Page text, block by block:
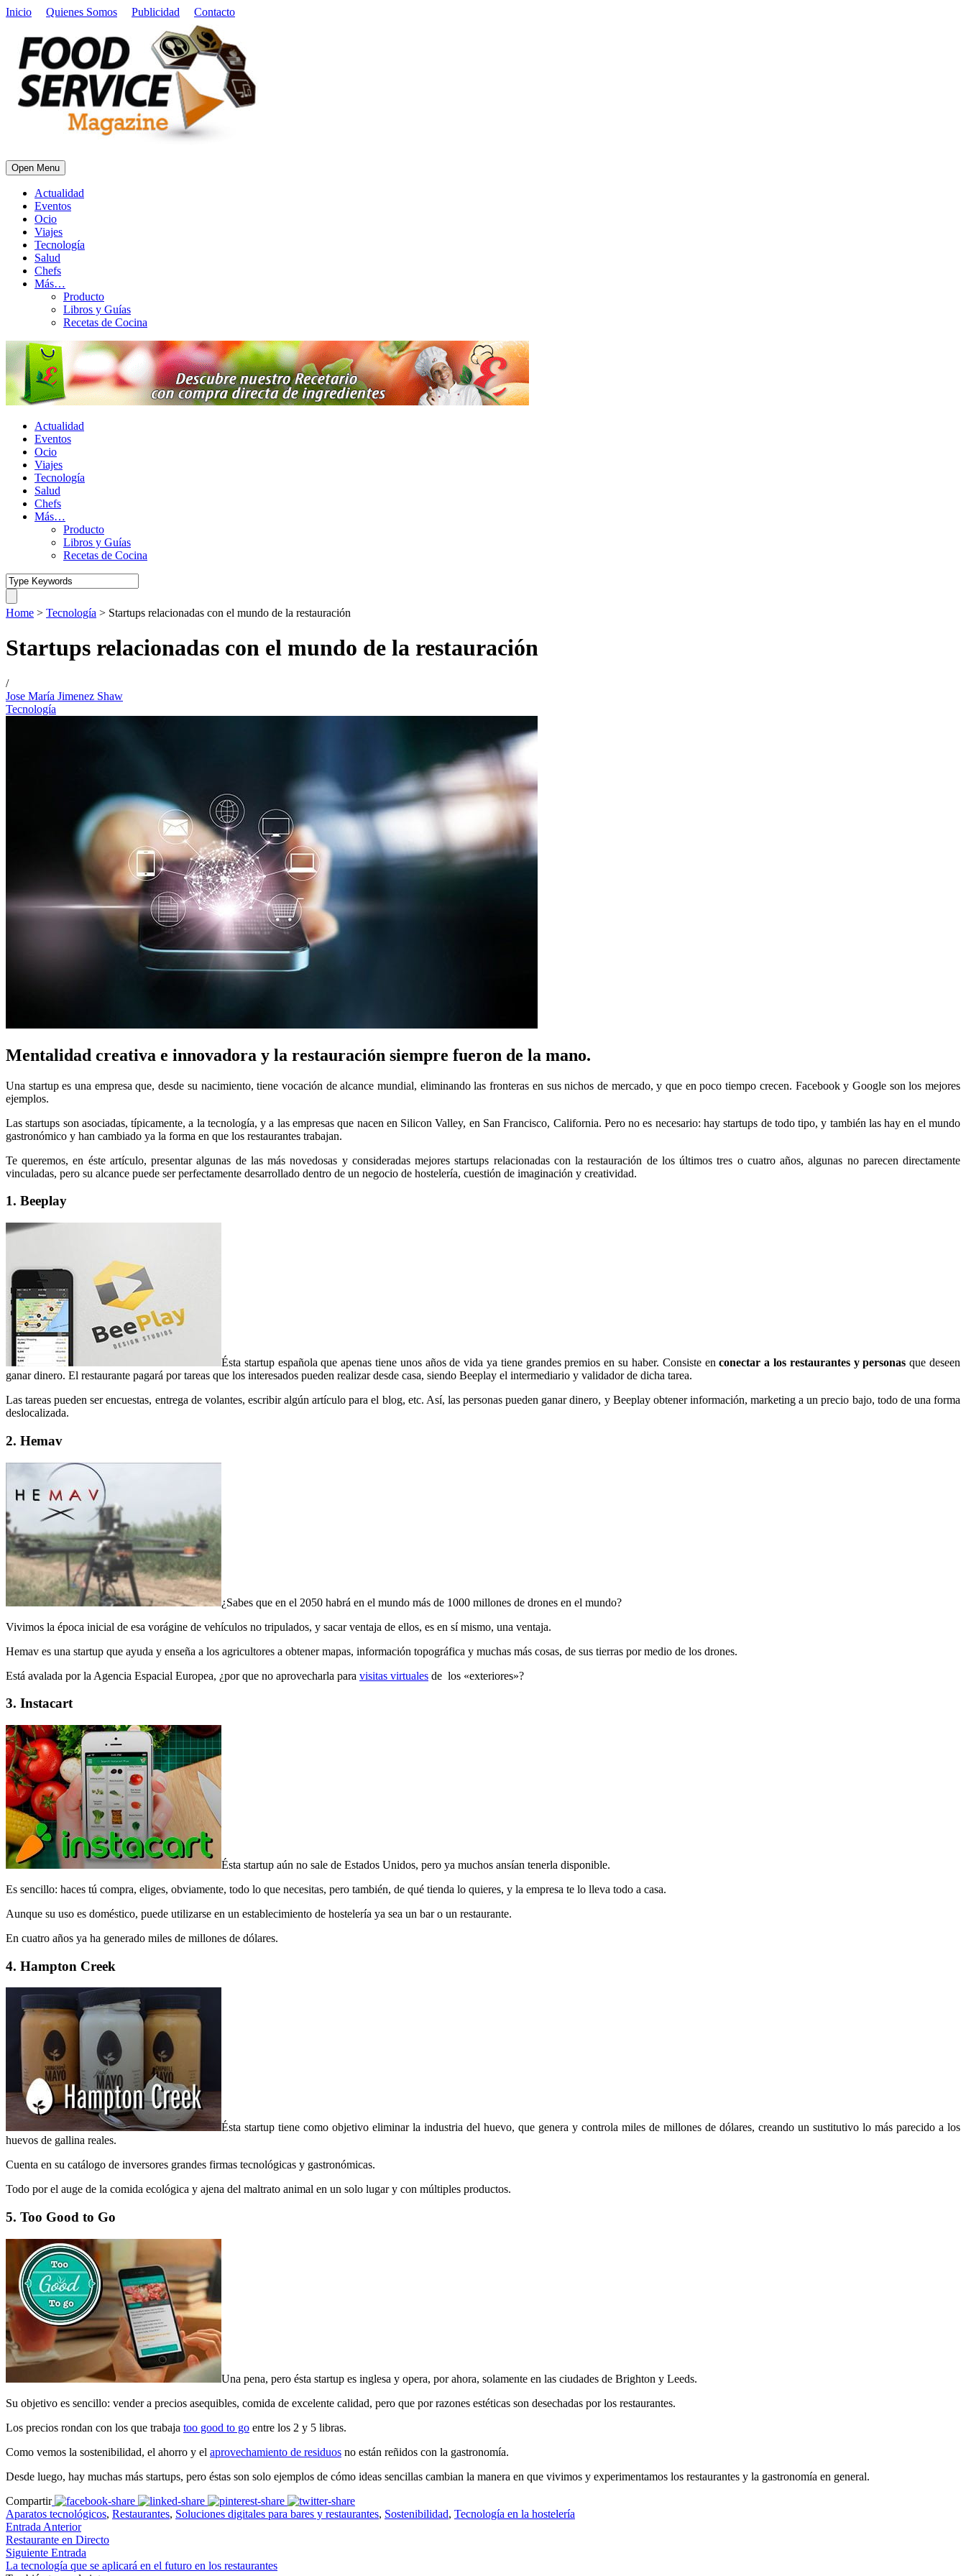
Inicio Quienes Somos Publicidad Contacto
Open Menu
Actualidad
Eventos
Ocio
Viajes
Tecnología
Salud
Chefs
Más…
Producto
Libros y Guías
Recetas de Cocina
Actualidad
Eventos
Ocio
Viajes
Tecnología
Salud
Chefs
Más…
Producto
Libros y Guías
Recetas de Cocina
Home > Tecnología > Startups relacionadas con el mundo de la restauración
Startups relacionadas con el mundo de la restauración
/
Jose María Jimenez Shaw
Tecnología
Mentalidad creativa e innovadora y la restauración siempre fueron de la mano.
Una startup es una empresa que, desde su nacimiento, tiene vocación de alcance mundial, eliminando las fronteras en sus nichos de mercado, y que en poco tiempo crecen. Facebook y Google son los mejores
ejemplos.
Las startups son asociadas, típicamente, a la tecnología, y a las empresas que nacen en Silicon Valley, en San Francisco, California. Pero no es necesario: hay startups de todo tipo, y también las hay en el mundo
gastronómico y han cambiado ya la forma en que los restaurantes trabajan.
Te queremos, en éste artículo, presentar algunas de las más novedosas y consideradas mejores startups relacionadas con la restauración de los últimos tres o cuatro años, algunas no parecen directamente
vinculadas, pero su alcance puede ser perfectamente desarrollado dentro de un negocio de hostelería, cuestión de imaginación y creatividad.
1. Beeplay
Ésta startup española que apenas tiene unos años de vida ya tiene grandes premios en su haber. Consiste enconectar a los restaurantes y personas que deseen
ganar dinero. El restaurante pagará por tareas que los interesados pueden realizar desde casa, siendo Beeplay el intermediario y validador de dicha tarea.
Las tareas pueden ser encuestas, entrega de volantes, escribir algún artículo para el blog, etc. Así, las personas pueden ganar dinero, y Beeplay obtener información, marketing a un precio bajo, todo de una forma
deslocalizada.
2. Hemav
¿Sabes que en el 2050 habrá en el mundo más de 1000 millones de drones en el mundo?
Vivimos la época inicial de esa vorágine de vehículos no tripulados, y sacar ventaja de ellos, es en sí mismo, una ventaja.
Hemav es una startup que ayuda y enseña a los agricultores a obtener mapas, información topográfica y muchas más cosas, de sus tierras por medio de los drones.
Está avalada por la Agencia Espacial Europea, ¿por que no aprovecharla para visitas virtuales de los «exteriores»?
3. Instacart
Ésta startup aún no sale de Estados Unidos, pero ya muchos ansían tenerla disponible.
Es sencillo: haces tú compra, eliges, obviamente, todo lo que necesitas, pero también, de qué tienda lo quieres, y la empresa te lo lleva todo a casa.
Aunque su uso es doméstico, puede utilizarse en un establecimiento de hostelería ya sea un bar o un restaurante.
En cuatro años ya ha generado miles de millones de dólares.
4. Hampton Creek
Ésta startup tiene como objetivo eliminar la industria del huevo, que genera y controla miles de millones de dólares, creando un sustitutivo lo más parecido a los
huevos de gallina reales.
Cuenta en su catálogo de inversores grandes firmas tecnológicas y gastronómicas.
Todo por el auge de la comida ecológica y ajena del maltrato animal en un solo lugar y con múltiples productos.
5. Too Good to Go
Una pena, pero ésta startup es inglesa y opera, por ahora, solamente en las ciudades de Brighton y Leeds.
Su objetivo es sencillo: vender a precios asequibles, comida de excelente calidad, pero que por razones estéticas son desechadas por los restaurantes.
Los precios rondan con los que trabaja too good to go entre los 2 y 5 libras.
Como vemos la sostenibilidad, el ahorro y el aprovechamiento de residuos no están reñidos con la gastronomía.
Desde luego, hay muchas más startups, pero éstas son solo ejemplos de cómo ideas sencillas cambian la manera en que vivimos y experimentamos los restaurantes y la gastronomía en general.
Compartir
Aparatos tecnológicos, Restaurantes, Soluciones digitales para bares y restaurantes, Sostenibilidad, Tecnología en la hostelería
Entrada Anterior
Restaurante en Directo
Siguiente Entrada
La tecnología que se aplicará en el futuro en los restaurantes